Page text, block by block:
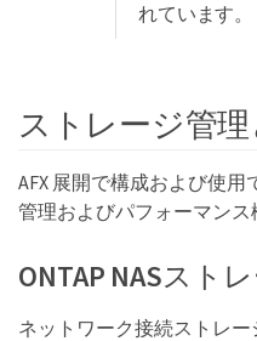
れています。
ストレージ管
AFX 展開で構成および使
管理およびパフォーマンス
ONTAP NASスト
ネットワーク接続ストレ